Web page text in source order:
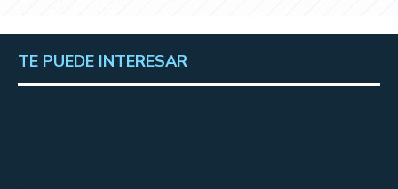
TE PUEDE INTERESAR